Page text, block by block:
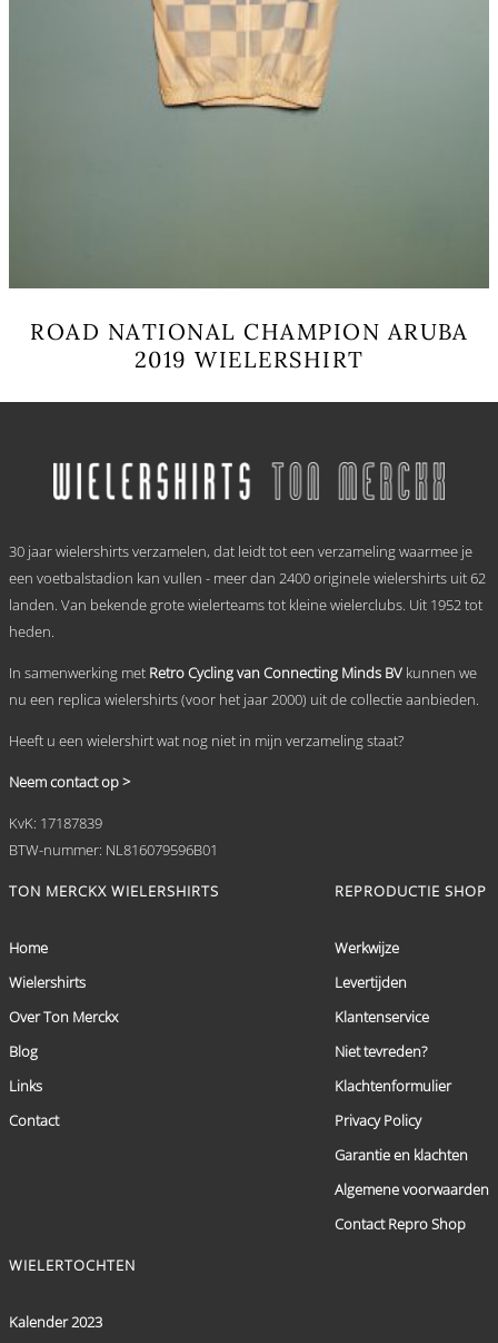
ROAD NATIONAL CHAMPION ARUBA
2019 WIELERSHIRT
variaties.
Deze
gekozen
worden
de
30 jaar wielershirts verzamelen, dat leidt tot een verzameling waarmee je
een voetbalstadion kan vullen - meer dan 2400 originele wielershirts uit 62
landen. Van bekende grote wielerteams tot kleine wielerclubs. Uit 1952 tot
heden.
In samenwerking met Retro Cycling van Connecting Minds BV kunnen we
nu een replica wielershirts (voor het jaar 2000) uit de collectie aanbieden.
Heeft u een wielershirt wat nog niet in mijn verzameling staat?
Neem contact op >
KvK: 17187839
BTW-nummer: NL816079596B01
TON MERCKX WIELERSHIRTS
Home
Wielershirts
Over Ton Merckx
Blog
Links
Contact
REPRODUCTIE SHOP
Werkwijze
Levertijden
Klantenservice
Niet tevreden?
Klachtenformulier
Privacy Policy
Garantie en klachten
Algemene voorwaarden
Contact Repro Shop
WIELERTOCHTEN
Kalender 2023